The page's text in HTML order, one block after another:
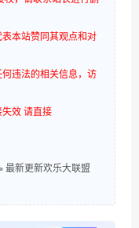
本站赞同其观点和对
违法的相关信息，访
效 请直接
» 最新更新欢乐大联盟